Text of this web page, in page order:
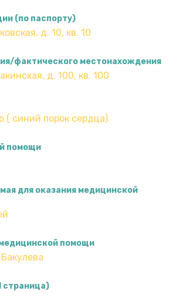
(по паспорту)
фактического местонахождения
помощи
для оказания медицинской
помощи
страница)